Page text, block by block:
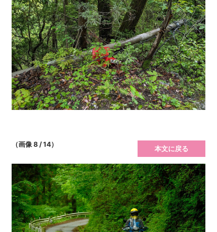
（画像 8 / 14）
本文に戻る